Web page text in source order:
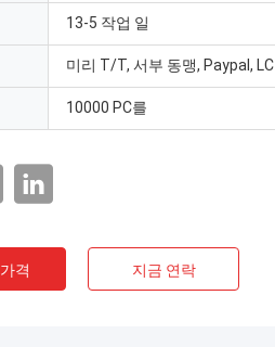
13-5 작업 일
미리 T/T, 서부 동맹, Paypal, LC
10000 PC를
격 지금 연락